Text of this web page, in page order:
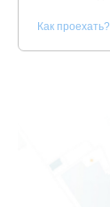
Как проехать?